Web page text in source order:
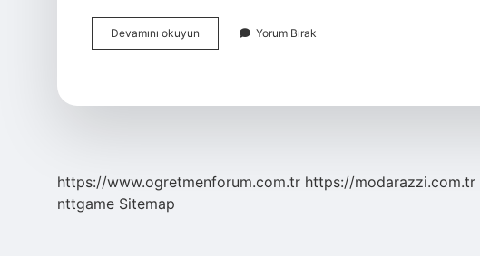
Devamını okuyun Seramik
Jel
Yorum Bırak
https://www.ogretmenforum.com.tr https://modarazzi.com.tr
nttgame Sitemap